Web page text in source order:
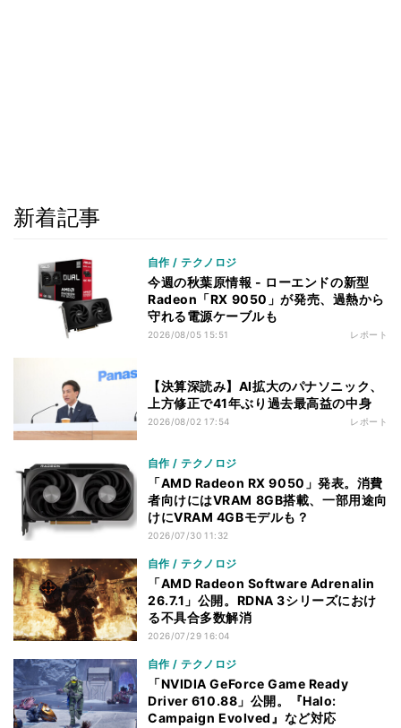
新着記事
自作 / テクノロジ
今週の秋葉原情報 - ローエンドの新型
Radeon「RX 9050」が発売、過熱から
守れる電源ケーブルも
2026/08/05 15:51 レポート
【決算深読み】AI拡大のパナソニック、
上方修正で41年ぶり過去最高益の中身
2026/08/02 17:54 レポート
自作 / テクノロジ
「AMD Radeon RX 9050」発表。消費
者向けにはVRAM 8GB搭載、一部用途向
けにVRAM 4GBモデルも？
2026/07/30 11:32
自作 / テクノロジ
「AMD Radeon Software Adrenalin
26.7.1」公開。RDNA 3シリーズにおけ
る不具合多数解消
2026/07/29 16:04
自作 / テクノロジ
「NVIDIA GeForce Game Ready
Driver 610.88」公開。『Halo:
Campaign Evolved』など対応